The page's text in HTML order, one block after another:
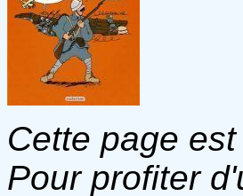
Cette page
Pour profiter